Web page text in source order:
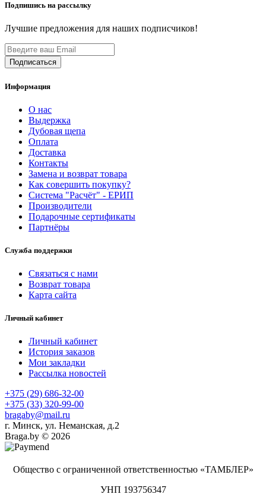
Подпишись на рассылку
Лучшие предложения для наших подписчиков!
Информация
О нас
Выдержка
Дубовая щепа
Оплата
Доставка
Контакты
Замена и возврат товара
Как совершить покупку?
Система "Расчёт" - ЕРИП
Производители
Подарочные сертификаты
Партнёры
Служба поддержки
Связаться с нами
Возврат товара
Карта сайта
Личный кабинет
Личный кабинет
История заказов
Мои закладки
Рассылка новостей
+375 (29) 686-32-00
+375 (33) 320-99-00
bragaby@mail.ru
г. Минск, ул. Неманская, д.2
Braga.by © 2026
Общество с ограниченной ответственностью «ТАМБЛЕР»
УНП 193756347